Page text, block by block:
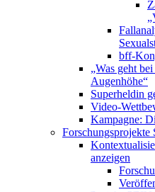
bff-
„Was geht
Augenhöhe“
Superheldin
Video-
Kampagne:
Forschungsprojekte
anzeigen